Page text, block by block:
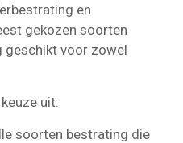
en
gekozen soorten
geschikt voor zowel
uit:
soorten bestrating die